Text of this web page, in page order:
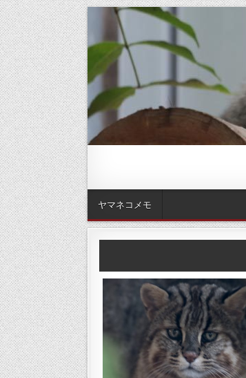
ヤマネコメモ